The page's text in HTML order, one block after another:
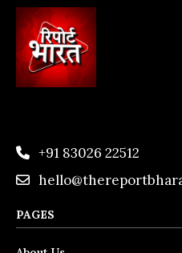
+91 83026 22512
PAGES